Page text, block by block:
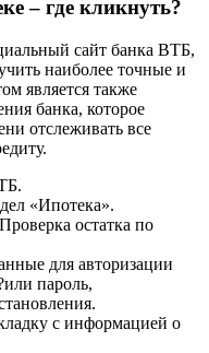
– где кликнуть?
сайт банка ВТБ,
наиболее точные и
является также
банка, которое
отслеживать все
«Ипотека».
остатка по
для авторизации
пароль,
с информацией о